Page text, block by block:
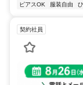
ピアスOK
服装自由
契約社員